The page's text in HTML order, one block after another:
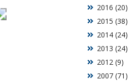
2007 (71)
2012 (9)
2013 (24)
2014 (24)
2015 (38)
2016 (20)